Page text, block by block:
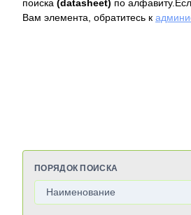
поиска (datasheet) по
Вам элемента, обратитесь к
ПОРЯДОК ПОИСКА